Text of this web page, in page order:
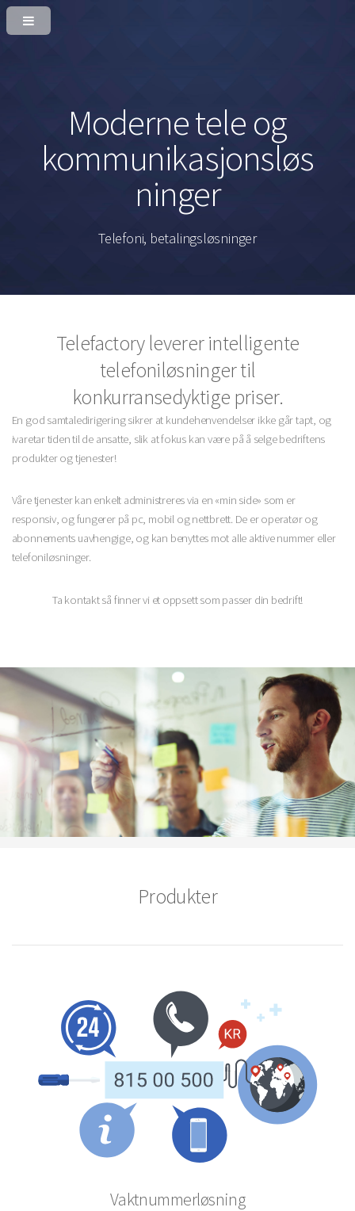
Moderne tele og
kommunikasjonsløs
ninger
Telefoni, betalingsløsninger
Telefactory leverer intelligente
telefoniløsninger til
konkurransedyktige priser.
En god samtaledirigering sikrer at kundehenvendelser ikke går tapt, og
ivaretar tiden til de ansatte, slik at fokus kan være på å selge bedriftens
produkter og tjenester!
Våre tjenester kan enkelt administreres via en «min side» som er
responsiv, og fungerer på pc, mobil og nettbrett. De er operatør og
abonnements uavhengige, og kan benyttes mot alle aktive nummer eller
telefoniløsninger.
Ta kontakt så finner vi et oppsett som passer din bedrift!
Produkter
Vaktnummerløsning